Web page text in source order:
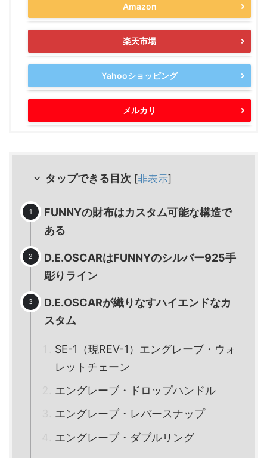
Amazon
楽天市場
Yahooショッピング
メルカリ
タップできる目次 [非表示]
FUNNYの財布はカスタム可能な構造で
ある
D.E.OSCARはFUNNYのシルバー925手
彫りライン
D.E.OSCARが織りなすハイエンドなカ
スタム
SE-1（現REV-1）エングレーブ・ウォ
レットチェーン
エングレーブ・ドロップハンドル
エングレーブ・レバースナップ
エングレーブ・ダブルリング